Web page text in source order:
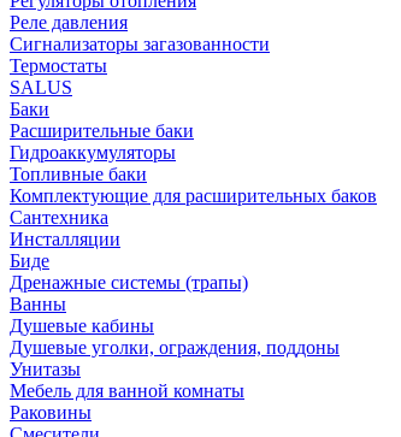
Реле давления
Сигнализаторы загазованности
Термостаты
SALUS
Баки
Расширительные баки
Гидроаккумуляторы
Топливные баки
Комплектующие для расширительных баков
Сантехника
Инсталляции
Биде
Дренажные системы (трапы)
Ванны
Душевые кабины
Душевые уголки, ограждения, поддоны
Унитазы
Мебель для ванной комнаты
Раковины